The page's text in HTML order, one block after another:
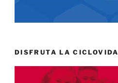
DISFRUTA LA